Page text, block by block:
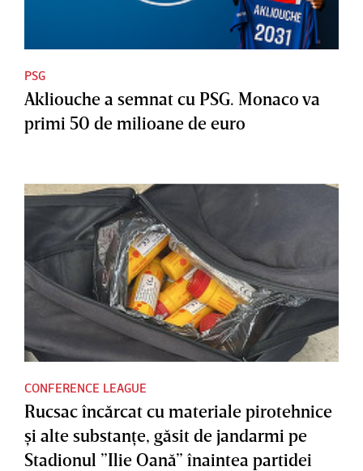
PSG
Akliouche a semnat cu PSG. Monaco va
primi 50 de milioane de euro
CONFERENCE LEAGUE
Rucsac încărcat cu materiale pirotehnice
şi alte substanţe, găsit de jandarmi pe
Stadionul ”Ilie Oană” înaintea partidei